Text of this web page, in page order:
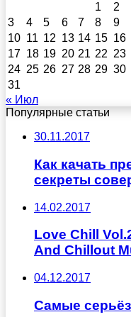
1
2
3
4 5 6 7 8
9
10 11 12 13 14 15 16
17 18 19 20 21 22 23
24 25 26 27 28 29 30
31
« Июл
Популярные статьи
30.11.2017
Как качать
секреты
14.02.2017
Love Chill
And Chillout
04.12.2017
Самые